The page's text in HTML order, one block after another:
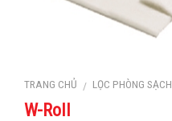
TRANG CHỦ / LỌC PHÒNG SẠCH
W-Roll